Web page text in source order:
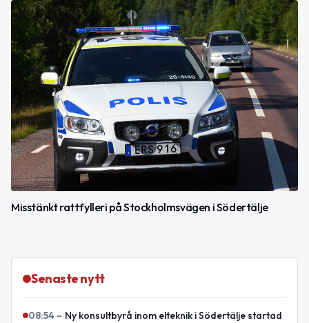
Misstänkt rattfylleri på Stockholmsvägen i Södertälje
Senaste nytt
08:54 – Ny konsultbyrå inom elteknik i Södertälje startad